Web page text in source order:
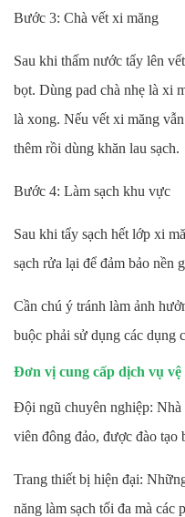
Bước 3: Chà vết xi măng
Sau khi thấm nước tẩy lên
bọt. Dùng pad chà nhẹ là xi
là xong. Nếu vết xi măng
thêm rồi dùng khăn lau sạch.
Bước 4: Làm sạch khu vực
Sau khi tẩy sạch hết lớp xi
sạch rửa lại để đảm bảo nền
Cần chú ý tránh làm ảnh
buộc phải sử dụng các dụng
Đơn vị cung cấp dịch vụ
Đội ngũ chuyên nghiệp: Nhà
viên đông đảo, được đào tạo
Trang thiết bị hiện đại:
năng làm sạch tối đa mà các